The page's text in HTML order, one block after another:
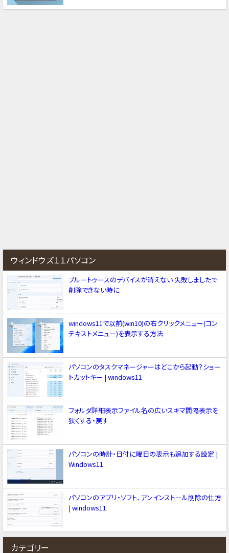
ウィンドウズ１１パソコン
ブルートゥースのデバイスが消えない 失敗しましたで
削除できない時に
windows11で以前(win10)の右クリックメニュー(コン
テキストメニュー)を表示する方法
パソコンのタスクマネージャーはどこから起動？ショー
トカットキー | windows11
フォルダ詳細表示ファイル名の広いスキマ間隔表示を
狭くする・戻す
パソコンの時計・日付に曜日の表示も追加する設定 |
Windows11
パソコンのアプリ・ソフト、アンインストール削除の仕方
| windows11
カテゴリー